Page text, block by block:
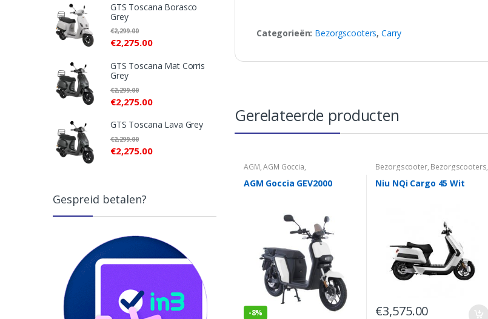
Categorieën: Bezorgscooters, Carry
Gerelateerde producten
AGM,AGM Goccia,
Bezorgscooters Elektrisch
GEV2000,Zakelijk
AGM Goccia GEV2000
-8%
Bezorgscooter, Bezorgscooters,
Elektrisch NQi Zakelijk
Niu NQi Cargo 45 Wit
€3,575.00
GTS Toscana Borasco
Grey
€2,275.00
€2,299.00
GTS Toscana Mat Corris
Grey
€2,275.00
€2,299.00
GTS Toscana Lava Grey
€2,275.00
€2,299.00
Gespreid betalen?